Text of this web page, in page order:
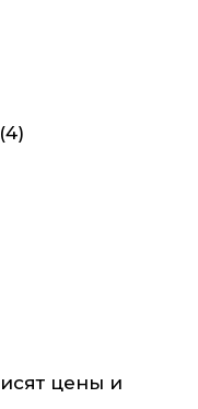
(4)
цены и